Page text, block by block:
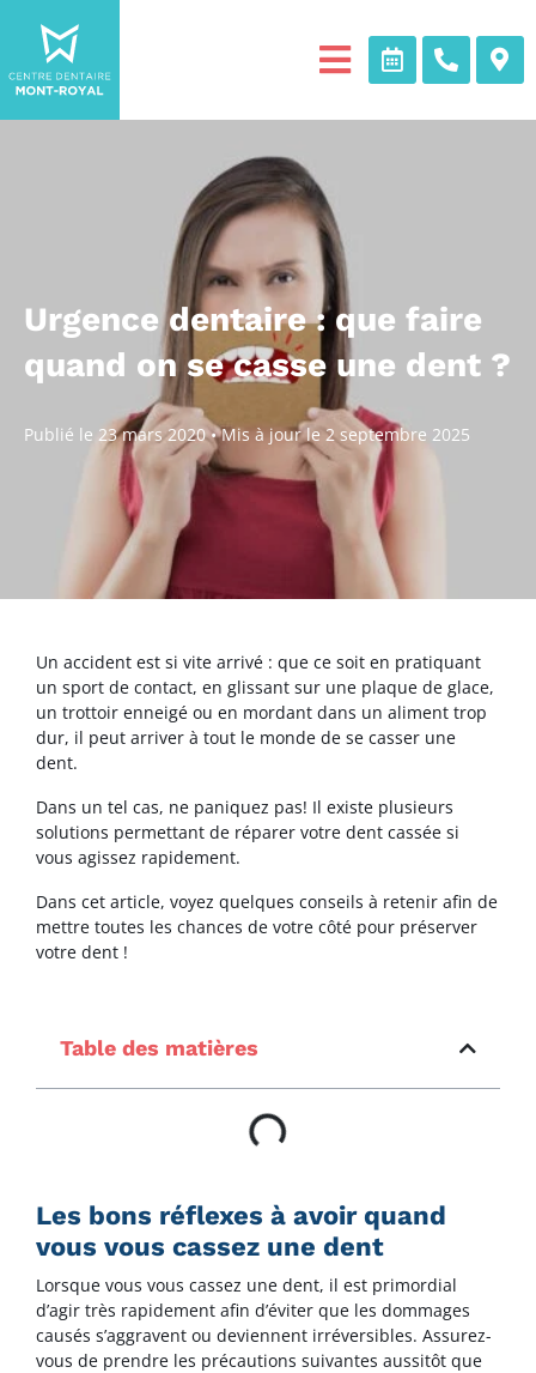
Urgence dentaire : que faire
quand on se casse une dent ?
Publié le 23 mars 2020•Mis à jour le 2 septembre 2025
Un accident est si vite arrivé : que ce soit en pratiquant
un sport de contact, en glissant sur une plaque de glace,
un trottoir enneigé ou en mordant dans un aliment trop
dur, il peut arriver à tout le monde de se casser une
dent.
Dans un tel cas, ne paniquez pas! Il existe plusieurs
solutions permettant de réparer votre dent cassée si
vous agissez rapidement.
Dans cet article, voyez quelques conseils à retenir afin de
mettre toutes les chances de votre côté pour préserver
votre dent !
Table des matières
Les bons réflexes à avoir quand
vous vous cassez une dent
Lorsque vous vous cassez une dent, il est primordial
d’agir très rapidement afin d’éviter que les dommages
causés s’aggravent ou deviennent irréversibles. Assurez-
vous de prendre les précautions suivantes aussitôt que